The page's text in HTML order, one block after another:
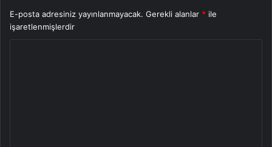
E-posta adresiniz yayınlanmayacak. Gerekli alanlar * ile
işaretlenmişlerdir